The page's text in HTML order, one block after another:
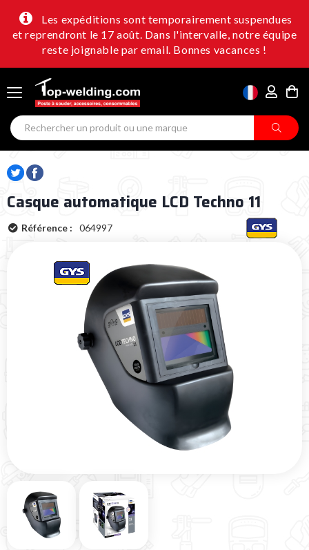
Les expéditions sont temporairement suspendues
et reprendront le 17 août. Dans l'intervalle, notre équipe
reste joignable par email. Bonnes vacances !
Casque automatique LCD Techno 11
Référence : 064997